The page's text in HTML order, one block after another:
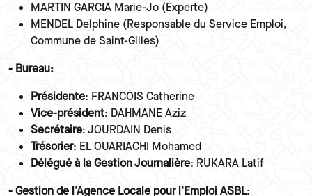
MARTIN GARCIA Marie-Jo (Experte)
MENDEL Delphine (Responsable du Service Emploi,
Commune de Saint-Gilles)
- Bureau:
Présidente: FRANCOIS Catherine
Vice-président: DAHMANE Aziz
Secrétaire: JOURDAIN Denis
Trésorier: EL OUARIACHI Mohamed
Délégué à la Gestion Journalière: RUKARA Latif
- Gestion de l'Agence Locale pour l'Emploi ASBL: